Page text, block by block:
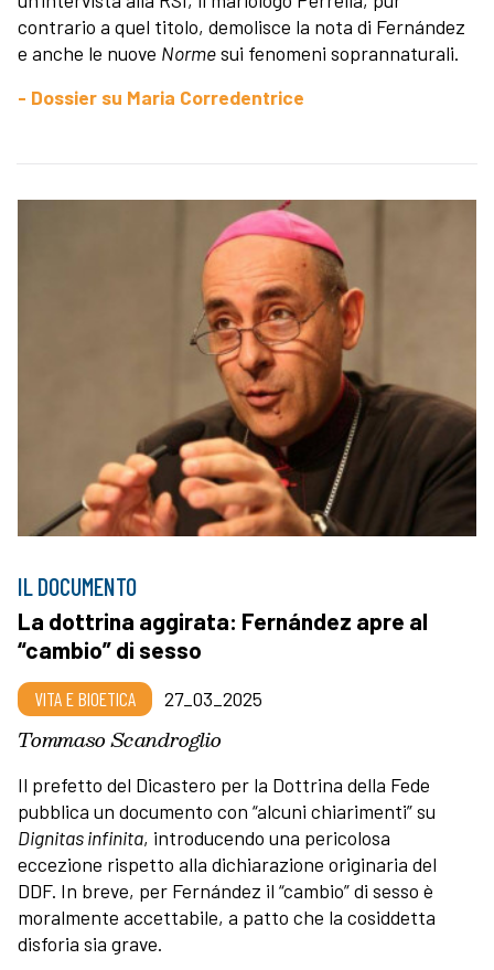
contrario a quel titolo, demolisce la nota di Fernández
e anche le nuove Normesui fenomeni soprannaturali.
- Dossier su Maria Corredentrice
IL DOCUMENTO
La dottrina aggirata: Fernández apre al
“cambio” di sesso
VITA E BIOETICA 27_03_2025
Tommaso Scandroglio
Il prefetto del Dicastero per la Dottrina della Fede
pubblica un documento con “alcuni chiarimenti” su
Dignitas infinita, introducendo una pericolosa
eccezione rispetto alla dichiarazione originaria del
DDF. In breve, per Fernández il “cambio” di sesso è
moralmente accettabile, a patto che la cosiddetta
disforia sia grave.